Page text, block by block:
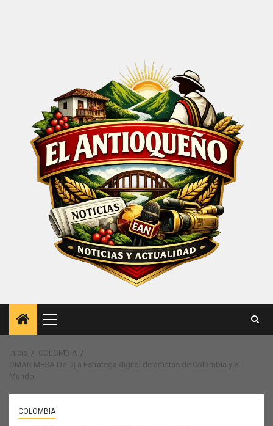
Menú
principal
Inicio
COLOMBIA
OMAR MESA De Dj a Estratega digital de artistas de Colombia y el
Mundo.
COLOMBIA